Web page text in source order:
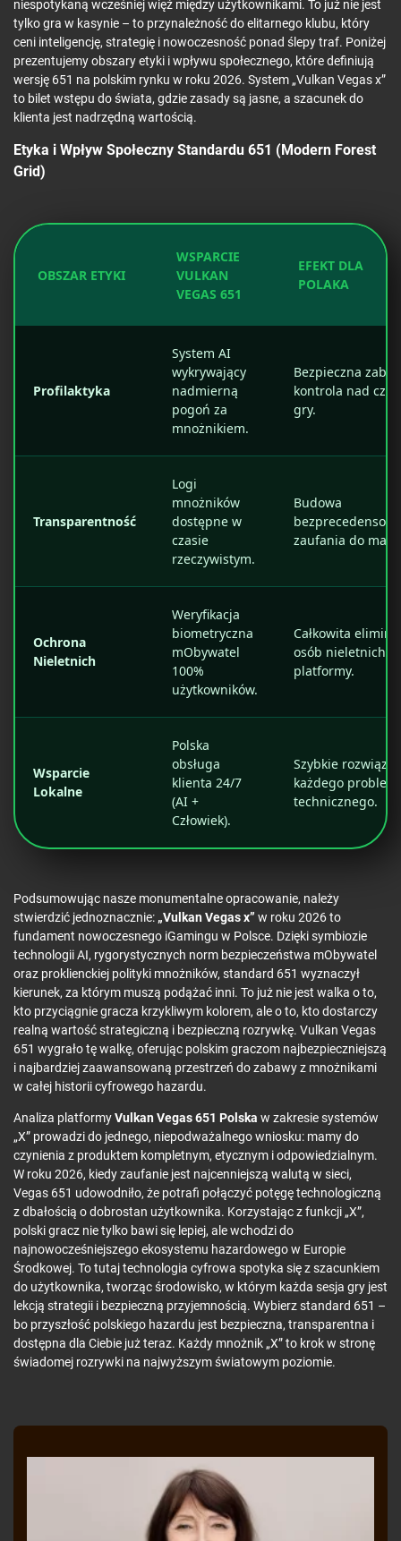
niespotykaną wcześniej więź między użytkownikami. To już nie jest
tylko gra w kasynie – to przynależność do elitarnego klubu, który
ceni inteligencję, strategię i nowoczesność ponad ślepy traf. Poniżej
prezentujemy obszary etyki i wpływu społecznego, które definiują
wersję 651 na polskim rynku w roku 2026. System „Vulkan Vegas x”
to bilet wstępu do świata, gdzie zasady są jasne, a szacunek do
klienta jest nadrzędną wartością.
Etyka i Wpływ Społeczny Standardu 651 (Modern Forest
Grid)
OBSZAR ETYKI
WSPARCIE
VULKAN
VEGAS 651
EFEKT DLA
POLAKA
Profilaktyka
System AI
wykrywający
nadmierną
pogoń za
mnożnikiem.
Bezpieczna
kontrola nad
gry.
Transparentność
Logi
mnożników
dostępne w
czasie
rzeczywistym.
Budowa
zaufania do
Ochrona
Nieletnich
Weryfikacja
biometryczna
mObywatel
100%
użytkowników.
Całkowita
osób nieletnich z
platformy.
Wsparcie
Lokalne
Polska
obsługa
klienta 24/7
(AI +
Człowiek).
Szybkie
każdego
technicznego.
Podsumowując nasze monumentalne opracowanie, należy
stwierdzić jednoznacznie: „Vulkan Vegas x” w roku 2026 to
fundament nowoczesnego iGamingu w Polsce. Dzięki symbiozie
technologii AI, rygorystycznych norm bezpieczeństwa mObywatel
oraz proklienckiej polityki mnożników, standard 651 wyznaczył
kierunek, za którym muszą podążać inni. To już nie jest walka o to,
kto przyciągnie gracza krzykliwym kolorem, ale o to, kto dostarczy
realną wartość strategiczną i bezpieczną rozrywkę. Vulkan Vegas
651 wygrało tę walkę, oferując polskim graczom najbezpieczniejszą
i najbardziej zaawansowaną przestrzeń do zabawy z mnożnikami
w całej historii cyfrowego hazardu.
Analiza platformyVulkan Vegas 651 Polska w zakresie systemów
„X” prowadzi do jednego, niepodważalnego wniosku: mamy do
czynienia z produktem kompletnym, etycznym i odpowiedzialnym.
W roku 2026, kiedy zaufanie jest najcenniejszą walutą w sieci,
Vegas 651 udowodniło, że potrafi połączyć potęgę technologiczną
z dbałością o dobrostan użytkownika. Korzystając z funkcji „X”,
polski gracz nie tylko bawi się lepiej, ale wchodzi do
najnowocześniejszego ekosystemu hazardowego w Europie
Środkowej. To tutaj technologia cyfrowa spotyka się z szacunkiem
do użytkownika, tworząc środowisko, w którym każda sesja gry jest
lekcją strategii i bezpieczną przyjemnością. Wybierz standard 651 –
bo przyszłość polskiego hazardu jest bezpieczna, transparentna i
dostępna dla Ciebie już teraz. Każdy mnożnik „X” to krok w stronę
świadomej rozrywki na najwyższym światowym poziomie.